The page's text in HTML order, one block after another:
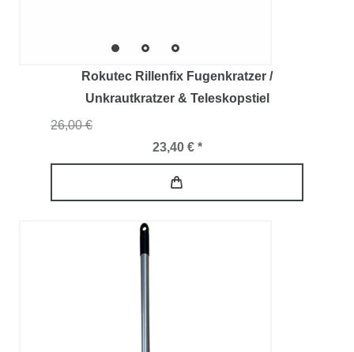
Rokutec Rillenfix Fugenkratzer /
Unkrautkratzer & Teleskopstiel
26,00 €
23,40 € *